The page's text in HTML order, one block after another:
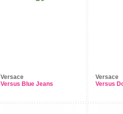
Versace
Versus Blue Jeans
Versace
Versus